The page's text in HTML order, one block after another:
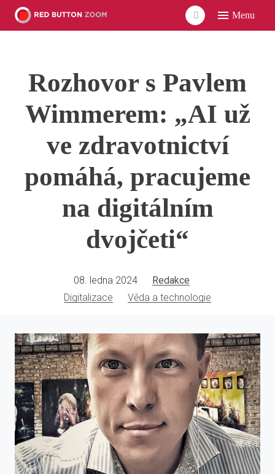
Menu
Rozhovor s Pavlem
Wimmerem: „AI už
ve zdravotnictví
pomáhá, pracujeme
na digitálním
dvojčeti“
08. ledna 2024
Redakce
Digitalizace
Věda a technologie